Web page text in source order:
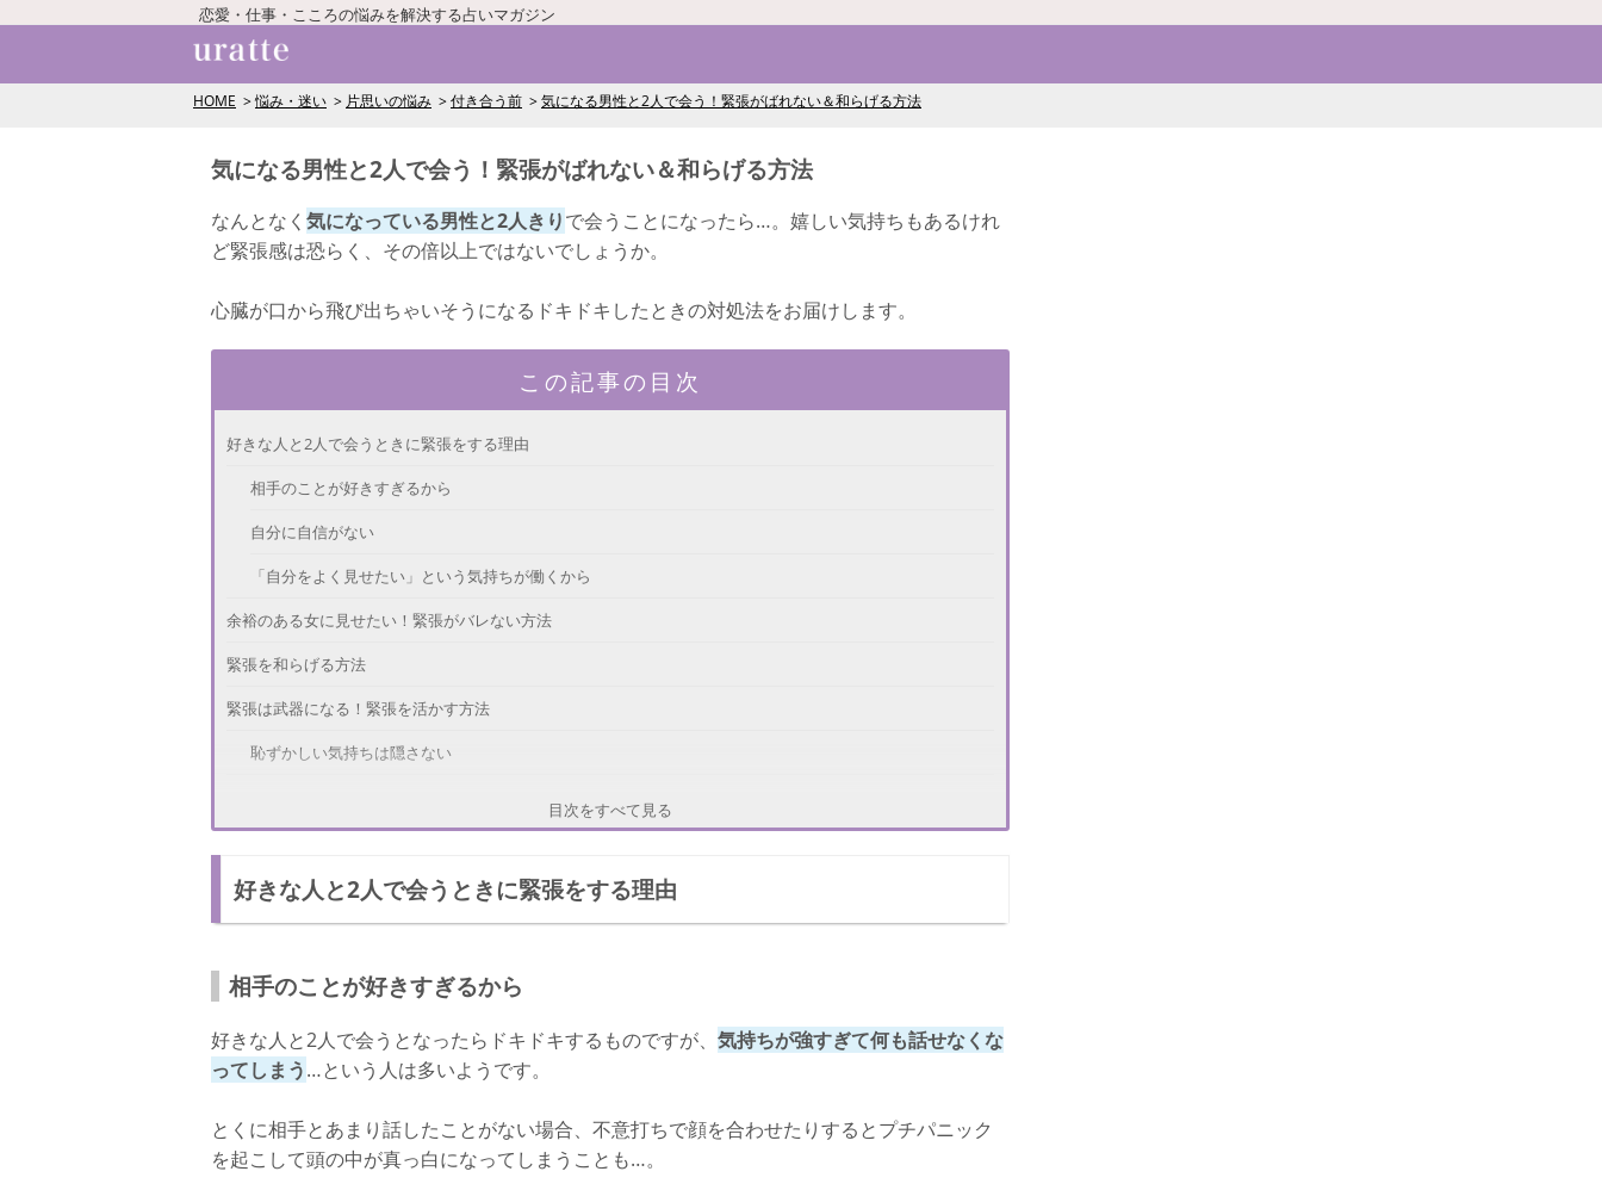
恋愛・仕事・こころの悩みを解決する占いマガジン
HOME 悩み・迷い 片思いの悩み 付き合う前 気になる男性と2人で会う！緊張がばれない＆和らげる方法
気になる男性と2人で会う！緊張がばれない＆和らげる方法
なんとなく 気になっている男性と2人きりで会うことになったら…。嬉しい気持ちもあるけれ
ど緊張感は恐らく、その倍以上ではないでしょうか。
心臓が口から飛び出ちゃいそうになるドキドキしたときの対処法をお届けします。
この記事の目次
好きな人と2人で会うときに緊張をする理由
相手のことが好きすぎるから
自分に自信がない
「自分をよく見せたい」という気持ちが働くから
余裕のある女に見せたい！緊張がバレない方法
緊張を和らげる方法
緊張は武器になる！緊張を活かす方法
恥ずかしい気持ちは隠さない
緊張しすぎてぎこちない動きになった…
緊張しすぎて顔の汗が…
緊張しすぎて顔が真っ赤に…
目次をすべて見る
好きな人と2人で会うときに緊張をする理由
相手のことが好きすぎるから
好きな人と2人で会うとなったらドキドキするものですが、 気持ちが強すぎて何も話せなくな
ってしまう…という人は多いようです。
とくに相手とあまり話したことがない場合、不意打ちで顔を合わせたりするとプチパニック
を起こして頭の中が真っ白になってしまうことも…。